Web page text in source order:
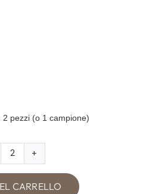
pezzi (o 1 campione)
Love
partecipazione
stile
CARRELLO